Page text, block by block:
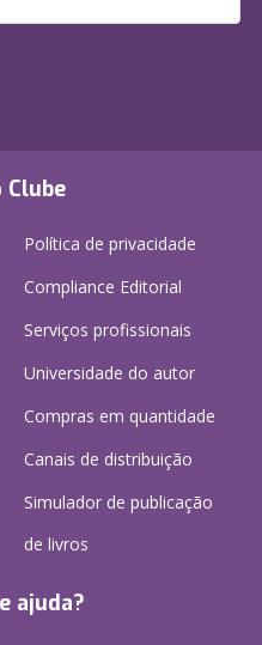
Clube
Política de privacidade
Compliance Editorial
Serviços profissionais
Universidade do autor
Compras em quantidade
Canais de distribuição
Simulador de publicação
de livros
ajuda?